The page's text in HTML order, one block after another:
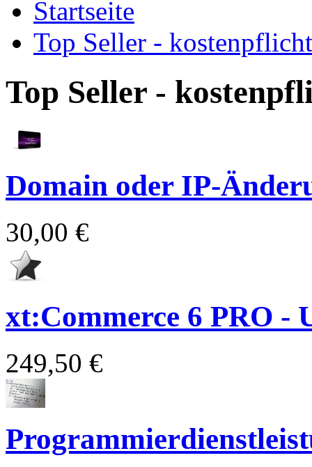
Startseite
Top Seller -
Top Seller -
Domain oder IP-
30,00 €
xt:Commerce 6 PRO -
249,50 €